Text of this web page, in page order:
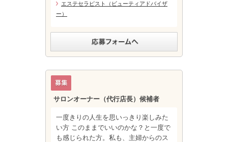
エステセラピスト（ビューティアドバイザ
ー）
サロンオーナー（代行店長）候補者
一度きりの人生を思いっきり楽しみた
い方 このままでいいのかな？と一度で
も感じられた方。私も、主婦からのス